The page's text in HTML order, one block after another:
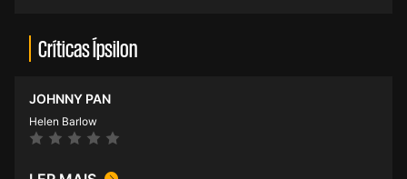
Críticas Ípsilon
JOHNNY PAN
Helen Barlow